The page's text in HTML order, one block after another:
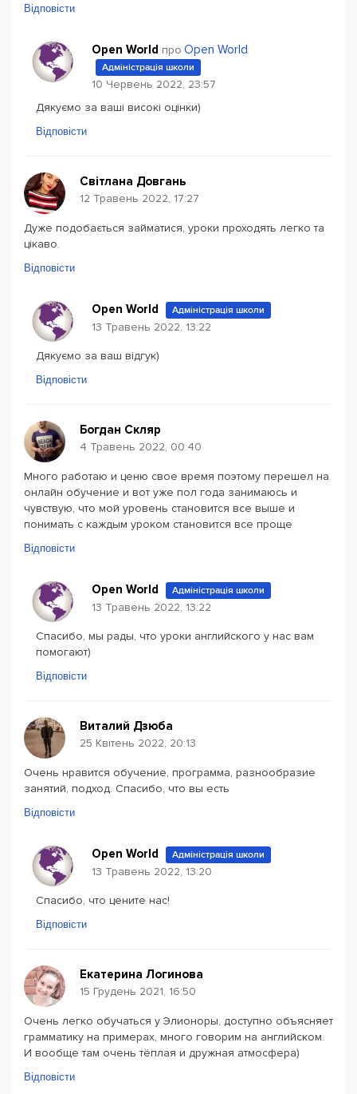
Відповісти
Open World про Open World
Адміністрація школи
10 Червень 2022, 23:57
Дякуємо за ваші високі оцінки)
Відповісти
Світлана Довгань
12 Травень 2022, 17:27
Дуже подобається займатися, уроки проходять легко та
цікаво.
Відповісти
Open World Адміністрація школи
13 Травень 2022, 13:22
Дякуємо за ваш відгук)
Відповісти
Богдан Скляр
4 Травень 2022, 00:40
Много работаю и ценю свое время поэтому перешел на
онлайн обучение и вот уже пол года занимаюсь и
чувствую, что мой уровень становится все выше и
понимать с каждым уроком становится все проще
Відповісти
Open World Адміністрація школи
13 Травень 2022, 13:22
Спасибо, мы рады, что уроки английского у нас вам
помогают)
Відповісти
Виталий Дзюба
25 Квітень 2022, 20:13
Очень нравится обучение, программа, разнообразие
занятий, подход. Спасибо, что вы есть
Відповісти
Open World Адміністрація школи
13 Травень 2022, 13:20
Спасибо, что цените нас!
Відповісти
Екатерина Логинова
15 Грудень 2021, 16:50
Очень легко обучаться у Элионоры, доступно объясняет
грамматику на примерах, много говорим на английском.
И вообще там очень тёплая и дружная атмосфера)
Відповісти